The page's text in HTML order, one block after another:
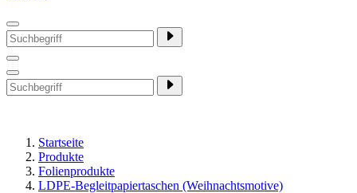
Startseite
Produkte
Folienprodukte
LDPE-Begleitpapiertaschen (Weihnachtsmotive)